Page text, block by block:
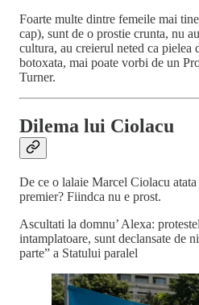
Foarte multe dintre femeile mai
cap), sunt de o prostie crunta, nu
cultura, au creierul neted ca pielea
botoxata, mai poate vorbi de un
Turner.
Dilema lui Ciolacu
De ce o lalaie Marcel Ciolacu
premier? Fiindca nu e prost.
Ascultati la domnu’ Alexa:
intamplatoare, sunt declansate de
parte” a Statului paralel